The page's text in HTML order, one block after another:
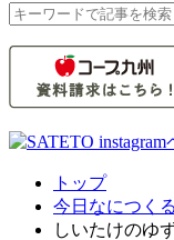
検
トップ
今日なにつく
しいたけのゆ